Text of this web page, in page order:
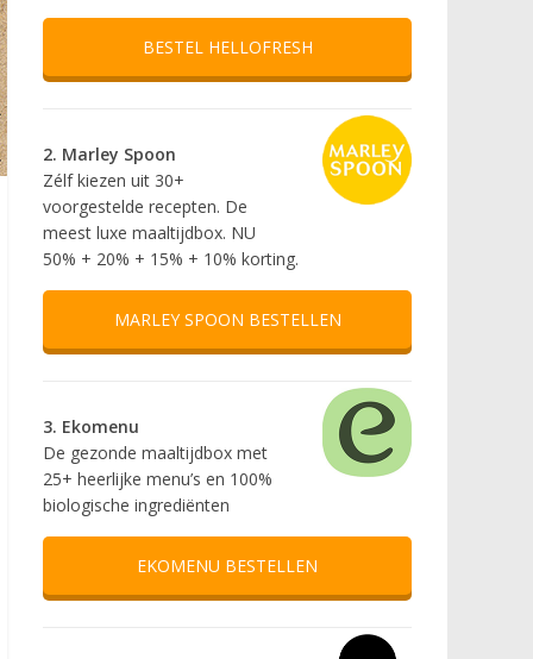
BESTEL HELLOFRESH
2. Marley Spoon
Zélf kiezen uit 30+
voorgestelde recepten. De
meest luxe maaltijdbox. NU
50% + 20% + 15% + 10% korting.
MARLEY SPOON BESTELLEN
3. Ekomenu
De gezonde maaltijdbox met
25+ heerlijke menu’s en 100%
biologische ingrediënten
EKOMENU BESTELLEN